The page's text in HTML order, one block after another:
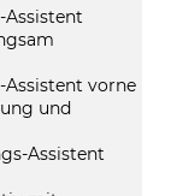
vorne
und
Assistent